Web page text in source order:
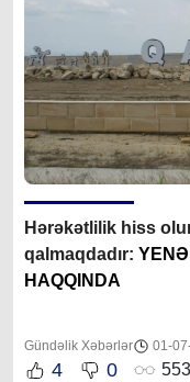
Hərəkətlilik hiss
qalmaqdadır:
HAQQINDA
Gündəlik Xəbərlər 01-
4 0 553